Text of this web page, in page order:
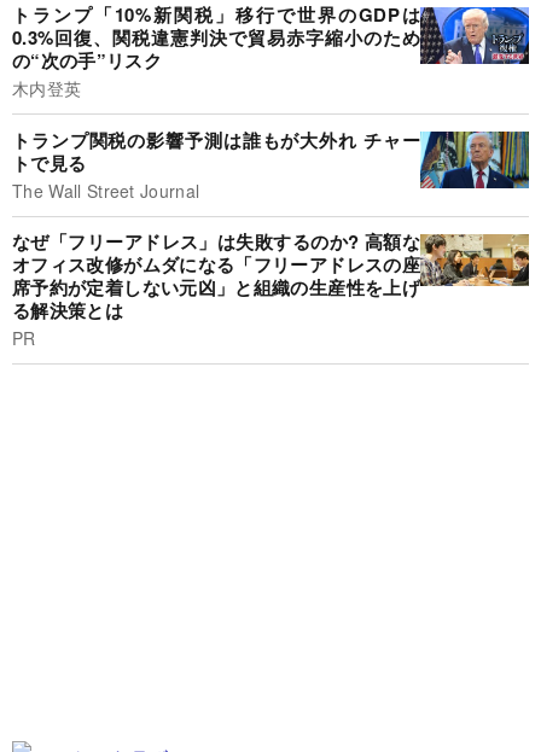
トランプ「10%新関税」移行で世界のGDPは
0.3%回復、関税違憲判決で貿易赤字縮小のため
の“次の手”リスク
木内登英
トランプ関税の影響予測は誰もが大外れ チャー
トで見る
The Wall Street Journal
なぜ「フリーアドレス」は失敗するのか? 高額な
オフィス改修がムダになる「フリーアドレスの座
席予約が定着しない元凶」と組織の生産性を上げ
る解決策とは
PR